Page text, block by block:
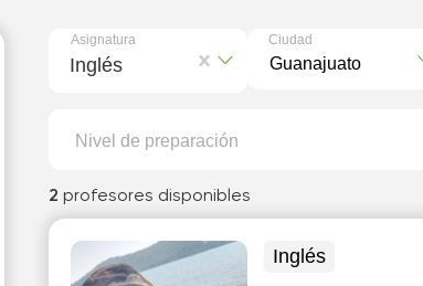
Asignatura
Inglés
Ciudad
Nivel de preparación
2 profesores disponibles
Inglés